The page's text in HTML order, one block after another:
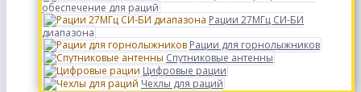
обеспечение для раций
Рации 27МГц СИ-БИ
диапазона
Рации для горнолыжников
Спутниковые антенны
Цифровые рации
Чехлы для раций